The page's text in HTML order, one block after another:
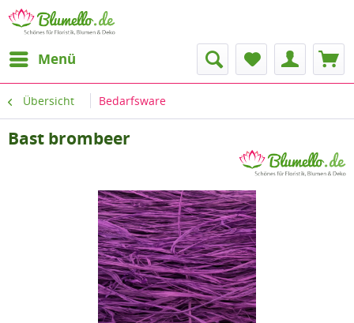
Menü
Übersicht Bedarfsware
Bast brombeer